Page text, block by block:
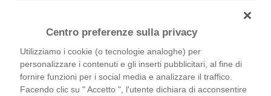
prima che le tue si esauriscano.
Centro preferenze sulla privacy
Utilizziamo i cookie (o tecnologie analoghe) per
personalizzare i contenuti e gli inserti pubblicitari, al fine di
fornire funzioni per i social media e analizzare il traffico.
Facendo clic su " Accetto ", l'utente dichiara di acconsentire